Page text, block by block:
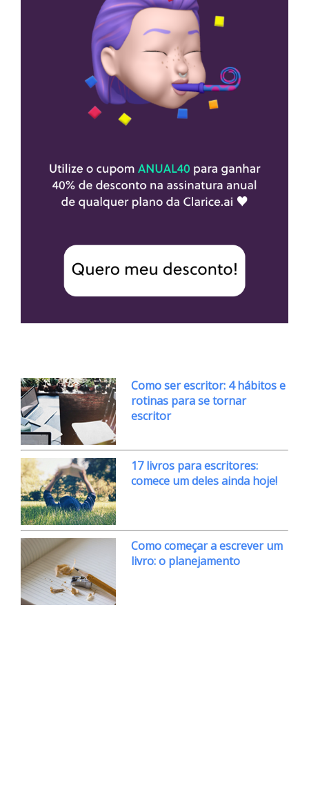
Como ser escritor: 4 hábitos e
rotinas para se tornar
escritor
17 livros para escritores:
comece um deles ainda hoje!
Como começar a escrever um
livro: o planejamento